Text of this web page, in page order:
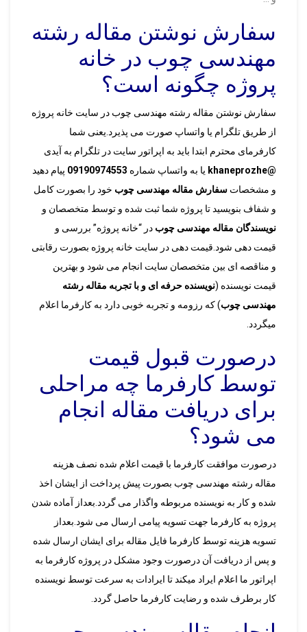
سفارش نوشتن مقاله رشته
مهندسی چوب در خانه
پروژه چگونه است؟
سفارش نوشتن مقاله رشته مهندسی چوب در سایت خانه پروژه
از طریق تلگرام یا واتساپ صورت می پذیرد.یعنی شما
کارفرمای محترم ابتدا باید به اپراتور سایت در تلگرام به آیدی
@khaneprozhe
یا به واتساپ شماره 09190974553 پیام دهید
و مشخصات سفارش مقاله مهندسی چوب خود را بصورت کامل
و شفاف بنویسید تا پروژه شما ثبت شده و توسط متخصصان و
نویسندگان مقاله مهندسی چوب در “خانه پروژه” بررسی و
قیمت دهی شود.قیمت دهی در سایت خانه پروژه بصورت رقابتی
و مناقصه ای بین متخصصان سایت انجام می شود و بهترین
قیمت نویسنده (نویسنده حرفه ای و با تجربه مقاله رشته
مهندسی چوب) که رزومه و تجربه خوبی دارد به کارفرما اعلام
میگردد.
درصورت قبول قیمت
توسط کارفرما چه مراحلی
برای دریافت مقاله انجام
می شود؟
درصورت موافقت کارفرما با قیمت اعلام شده نصف هزینه
مقاله رشته مهندسی چوب بصورت پیش پرداخت از ایشان اخذ
شده و کار به نویسنده مربوطه واگذار می گردد.بعداز آماده شدن
پروژه به کارفرما جهت تسویه پیامی ارسال می شود.بعداز
تسویه هزینه توسط کارفرما فایل مقاله برای ایشان ارسال شده
و پس از دریافت آن درصورت وجود مشکل در پروژه کارفرما به
اپراتور ما اعلام ایراد میکند تا ایرادات به سرعت توسط نویسنده
کار برطرف شده و رضایت کارفرما حاصل گردد.